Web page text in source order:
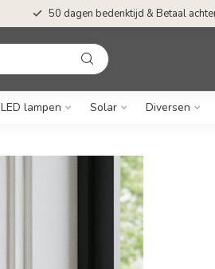
50 dagen bedenktijd & Betaal
LED lampen Solar Diversen